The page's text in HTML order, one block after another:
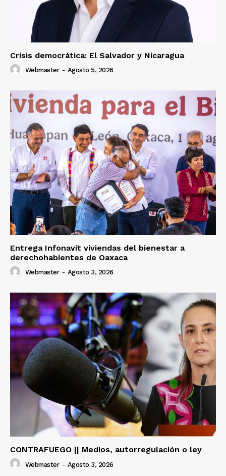
Crisis democrática: El Salvador y Nicaragua
Webmaster - Agosto 5, 2026
Entrega Infonavit viviendas del bienestar a
derechohabientes de Oaxaca
Webmaster - Agosto 3, 2026
CONTRAFUEGO || Medios, autorregulación o ley
Webmaster - Agosto 3, 2026